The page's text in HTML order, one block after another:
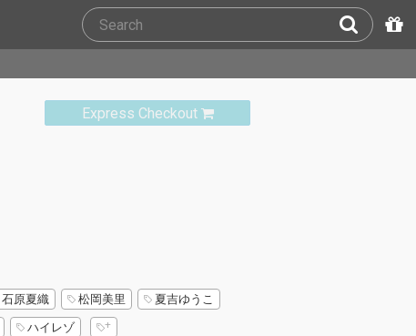
Express Checkout
石原夏織 松岡美里
夏吉ゆうこ
ハイレゾ